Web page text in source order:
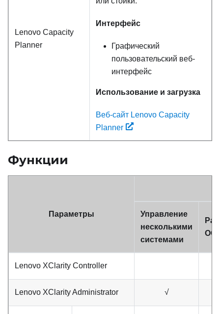
Lenovo Capacity
Planner
Интерфейс
Графический
пользовательский веб-
интерфейс
Использование и загрузка
Веб-сайт Lenovo Capacity
Planner
Функции
Параметры
Управление
несколькими
системами
ОС
Lenovo XClarity Controller
Lenovo XClarity Administrator √